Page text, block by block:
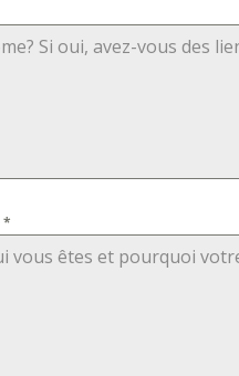
*